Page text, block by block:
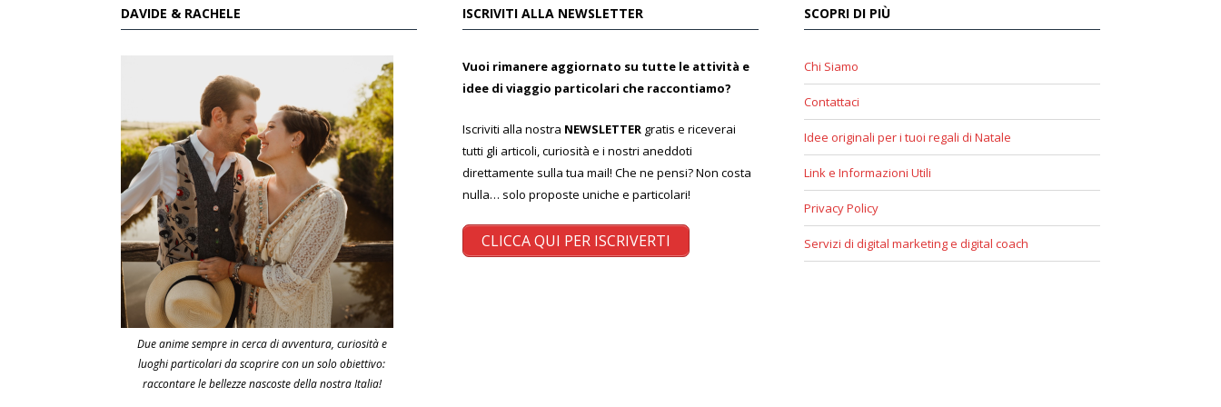
DAVIDE & RACHELE
Due anime sempre in cerca di avventura, curiosità e
luoghi particolari da scoprire con un solo obiettivo:
raccontare le bellezze nascoste della nostra Italia!
ISCRIVITI ALLA NEWSLETTER
Vuoi rimanere aggiornato su tutte le attività e
idee di viaggio particolari che raccontiamo?
Iscriviti alla nostra NEWSLETTER gratis e riceverai
tutti gli articoli, curiosità e i nostri aneddoti
direttamente sulla tua mail! Che ne pensi? Non costa
nulla… solo proposte uniche e particolari!
CLICCA QUI PER ISCRIVERTI
SCOPRI DI PIÙ
Chi Siamo
Contattaci
Idee originali per i tuoi regali di Natale
Link e Informazioni Utili
Privacy Policy
Servizi di digital marketing e digital coach